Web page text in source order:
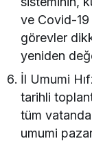
ve Covid-19
görevler
yeniden
İl Umumi
tarihli
tüm
umumi